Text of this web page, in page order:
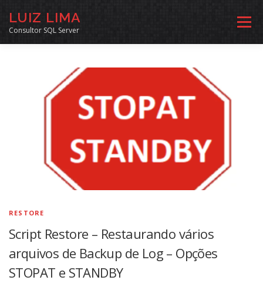
LUIZ LIMA
Consultor SQL Server
Menu
MENTORIA SQL CURSOS EXERCÍCIOS SQL
ARQUIVO LINKS COMUNIDADE
CONTATO
RESTORE
Script Restore – Restaurando vários
arquivos de Backup de Log – Opções
STOPAT e STANDBY